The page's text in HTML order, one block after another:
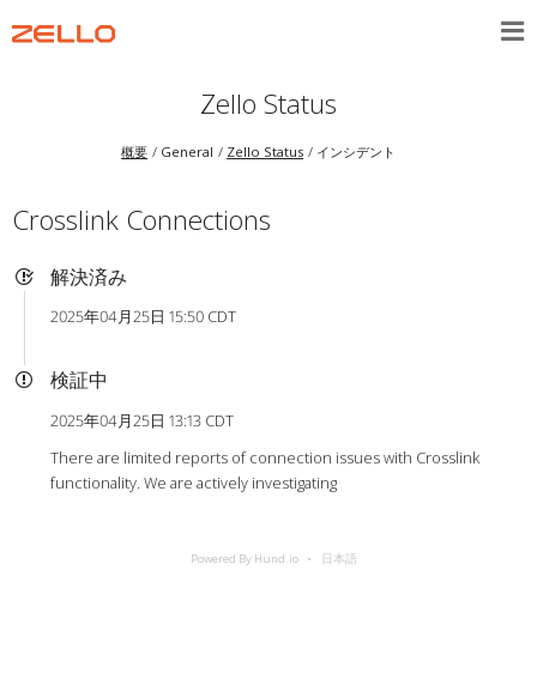
Zello Status
概要 General Zello Status インシデント
Crosslink Connections
解決済み
2025年04月25日 15:50 CDT
検証中
2025年04月25日 13:13 CDT
There are limited reports of connection issues with Crosslink
functionality. We are actively investigating
Powered By Hund.io 日本語